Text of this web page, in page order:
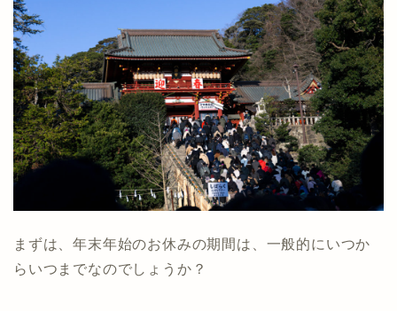
まずは、年末年始のお休みの期間は、一般的にいつか
らいつまでなのでしょうか？